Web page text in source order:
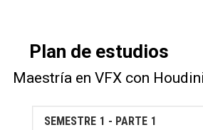
Plan de estudios
Maestría en VFX con Houdini
SEMESTRE 1 - PARTE 1